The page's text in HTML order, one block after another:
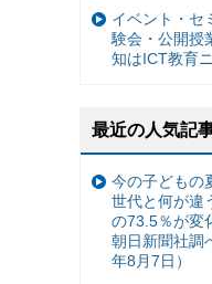
イベント・セ
験会・公開授
知はICT教育
最近の人気記
今の子どもの
世代と何が違
の73.5％が変
朝日新聞社調
年8月7日）